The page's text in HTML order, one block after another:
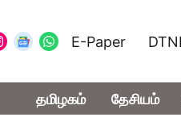
E-Paper
தமிழகம் தேசியம்